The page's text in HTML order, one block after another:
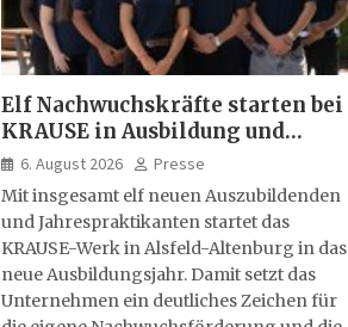
Elf Nachwuchskräfte starten bei
KRAUSE in Ausbildung und
Jahrespraktikum
6. August 2026
Presse
Mit insgesamt elf neuen Auszubildenden
und Jahrespraktikanten startet das
KRAUSE-Werk in Alsfeld-Altenburg in das
neue Ausbildungsjahr. Damit setzt das
Unternehmen ein deutliches Zeichen für